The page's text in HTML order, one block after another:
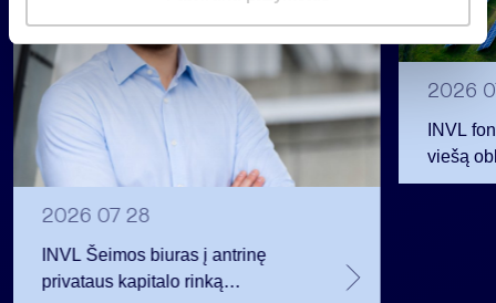
s
2026 07 28
INVL Šeimos biuras į antrinę
privataus kapitalo rinką
2026
INVL
viešą
12 mln.